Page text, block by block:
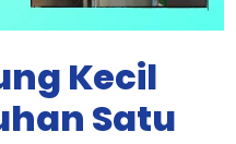
Kecil
Satu